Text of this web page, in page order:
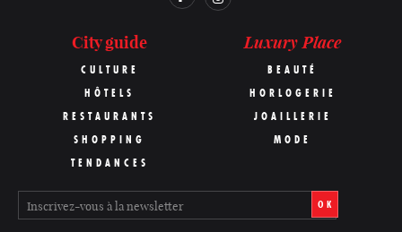
City guide
CULTURE
HÔTELS
RESTAURANTS
SHOPPING
TENDANCES
Luxury Place
BEAUTÉ
HORLOGERIE
JOAILLERIE
MODE
OK